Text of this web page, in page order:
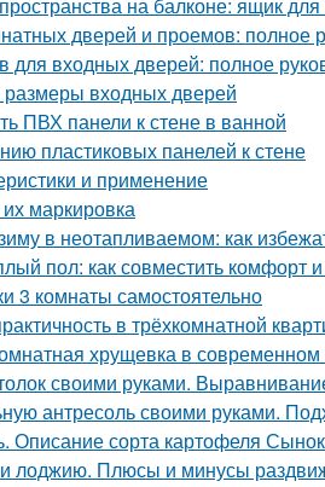
дверей и проемов: полное
входных дверей: полное
размеры входных дверей
ПВХ панели к стене в ванной
пластиковых панелей к стене
и применение
маркировка
в неотапливаемом: как
пол: как совместить комфорт и
3 комнаты самостоятельно
в трёхкомнатной
хрущевка в современном
своими руками.
антресоль своими руками.
Описание сорта картофеля
лоджию. Плюсы и минусы